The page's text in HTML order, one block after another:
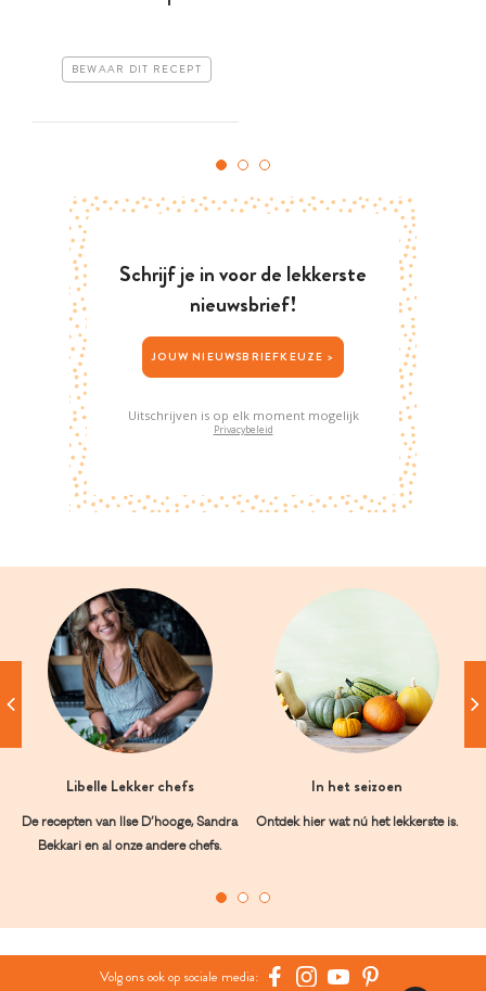
BEWAAR DIT RECEPT
Schrijf je in voor de lekkerste
nieuwsbrief!
JOUW NIEUWSBRIEFKEUZE >
Uitschrijven is op elk moment mogelijk
Privacybeleid
Libelle Lekker chefs
De recepten van Ilse D’hooge, Sandra
Bekkari en al onze andere chefs.
In het seizoen
Ontdek hier wat nú het lekkerste is.
Volg ons ook op sociale media: